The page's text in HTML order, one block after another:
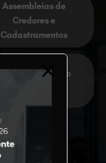
Assembleias de
Credores e
Cadastramentos
Acompanhamento